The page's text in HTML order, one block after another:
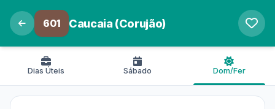
601 Caucaia (Corujão)
Dias Úteis Sábado Dom/Fer